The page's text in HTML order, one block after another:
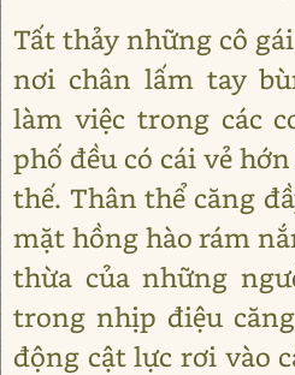
Tất thảy những cô
nơi chân lấm tay
làm việc trong các
phố đều có cái vẻ
thế. Thân thể căng
mặt hồng hào rám
thừa của những
trong nhịp điệu
động cật lực rơi vào